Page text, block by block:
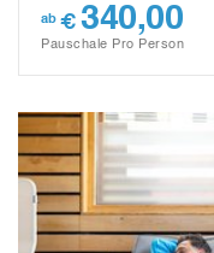
ab € 340,00
Pauschale Pro Person